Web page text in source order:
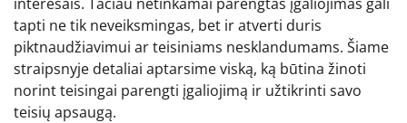
tapti ne tik neveiksmingas, bet ir atverti duris
piktnaudžiavimui ar teisiniams nesklandumams. Šiame
straipsnyje detaliai aptarsime viską, ką būtina žinoti
norint teisingai parengti įgaliojimą ir užtikrinti savo
teisių apsaugą.